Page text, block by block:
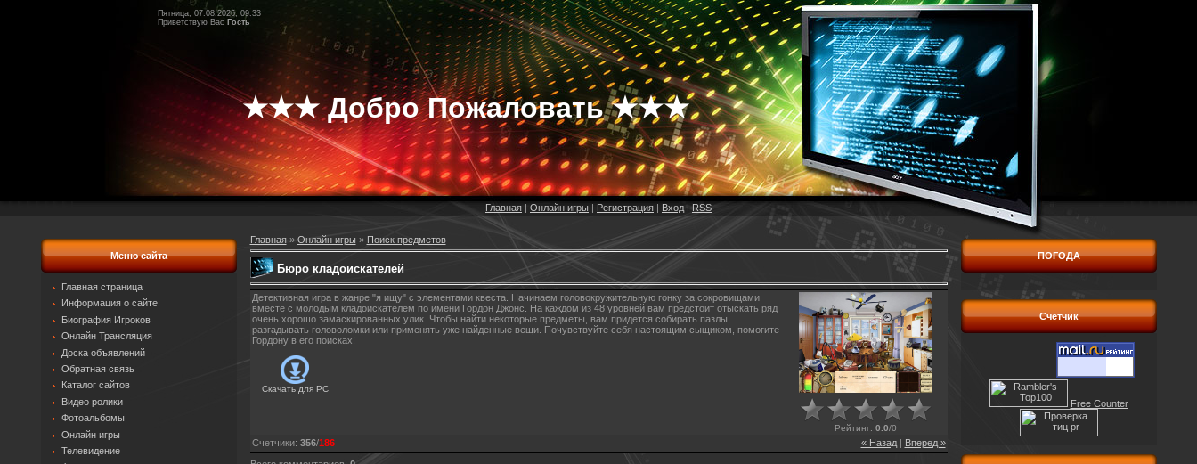
Пятница, 07.08.2026, 09:33
Приветствую Вас Гость
★★★ Добро Пожаловать ★★★
Главная | Онлайн игры | Регистрация | Вход|RSS
Меню сайта
Главная страница
Информация о сайте
Биография Игроков
Онлайн Трансляция
Доска объявлений
Обратная связь
Каталог сайтов
Видео ролики
Фотоальбомы
Онлайн игры
Телевидение
Главная» Онлайн игры » Поиск предметов
Бюро кладоискателей
Детективная игра в жанре "я ищу" с элементами квеста. Начинаем головокружительную гонку за сокровищами
вместе с молодым кладоискателем по имени Гордон Джонс. На каждом из 48 уровней вам предстоит отыскать ряд
очень хорошо замаскированных улик. Чтобы найти некоторые предметы, вам придется собирать пазлы,
разгадывать головоломки или применять уже найденные вещи. Почувствуйте себя настоящим сыщиком, помогите
Гордону в его поисках!
Скачать дляPC
Рейтинг: 0.0/0
« Назад| Вперед »
Счетчики: 356/186
ПОГОДА
Счетчик
Free Counter